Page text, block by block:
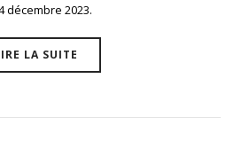
décembre 2023.
LA SUITE